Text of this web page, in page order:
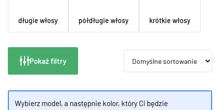
długie włosy półdługie włosy krótkie włosy
Pokaż filtry
Wybierz model, a następnie kolor, który Ci będzie